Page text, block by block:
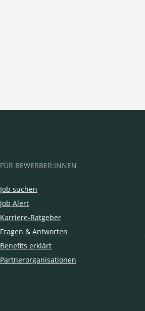
FÜR BEWERBER:INNEN
Job suchen
Job Alert
Karriere-Ratgeber
Fragen & Antworten
Benefits erklärt
Partnerorganisationen